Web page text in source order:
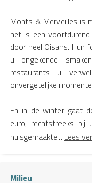
Monts & Merveilles is
het is een
door heel Oisans. Hun
u ongekende
restaurants u
onvergetelijke
En in de winter gaat
euro, rechtstreeks bij
huisgemaakte... Lees
Milieu